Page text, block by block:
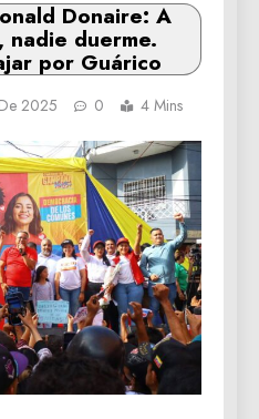
Donaire: A
nadie duerme.
por Guárico
2025 0 4 Mins